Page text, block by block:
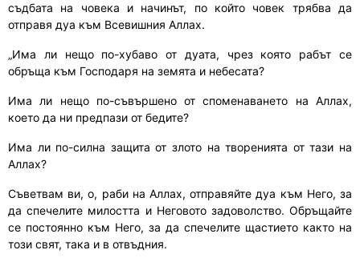
съдбата на човека и начинът, по който човек трябва да
отправя дуа към Всевишния Аллах.
„Има ли нещо по-хубаво от дуата, чрез която рабът се
обръща към Господаря на земята и небесата?
Има ли нещо по-съвършено от споменаването на Аллах,
което да ни предпази от бедите?
Има ли по-силна защита от злото на творенията от тази на
Аллах?
Съветвам ви, о, раби на Аллах, отправяйте дуа към Него, за
да спечелите милостта и Неговото задоволство. Обръщайте
се постоянно към Него, за да спечелите щастието както на
този свят, така и в отвъдния.